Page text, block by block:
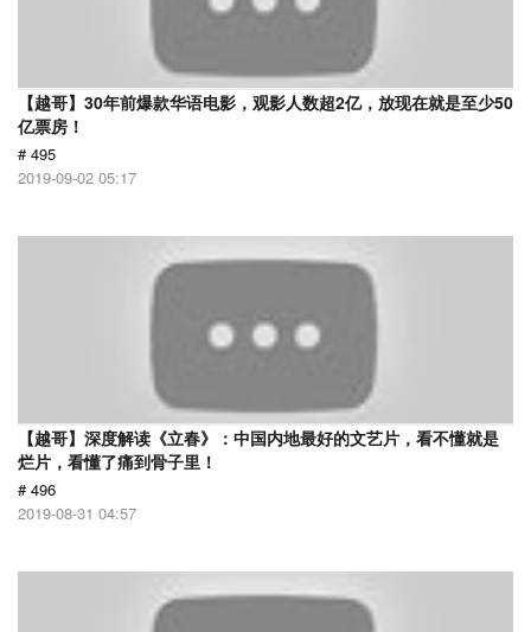
【越哥】30年前爆款华语电影，观影人数超2亿，放现在就是至少50
亿票房！
# 495
2019-09-02 05:17
【越哥】深度解读《立春》：中国内地最好的文艺片，看不懂就是
烂片，看懂了痛到骨子里！
# 496
2019-08-31 04:57